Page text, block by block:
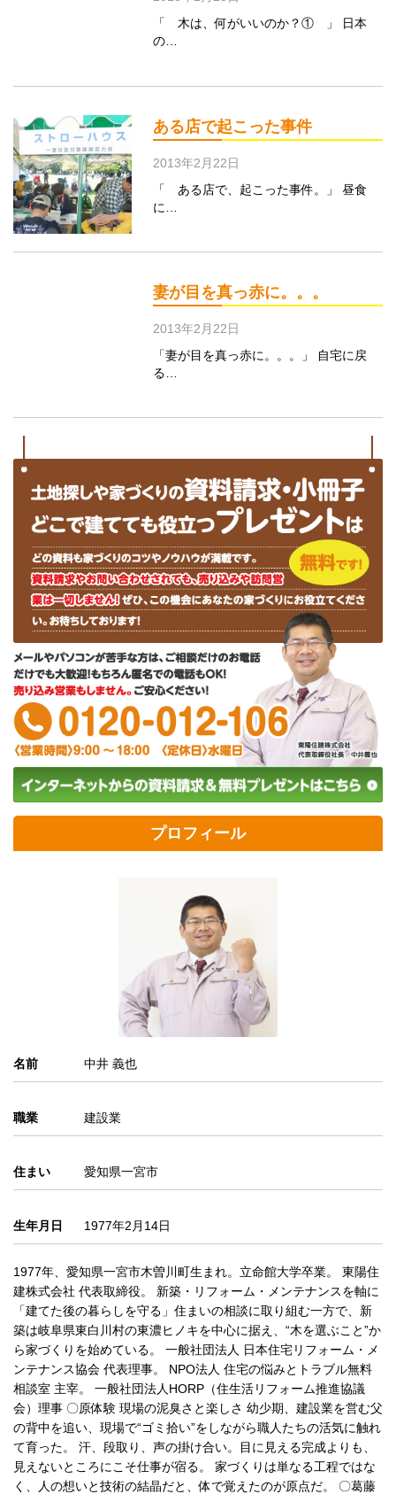
「 木は、何がいいのか？① 」 日本
の…
ある店で起こった事件
2013年2月22日
「 ある店で、起こった事件。」 昼食
に…
妻が目を真っ赤に。。。
2013年2月22日
「妻が目を真っ赤に。。。」 自宅に戻
る…
プロフィール
名前 中井 義也
職業 建設業
住まい 愛知県一宮市
生年月日 1977年2月14日
1977年、愛知県一宮市木曽川町生まれ。立命館大学卒業。 東陽住
建株式会社 代表取締役。 新築・リフォーム・メンテナンスを軸に
「建てた後の暮らしを守る」住まいの相談に取り組む一方で、新
築は岐阜県東白川村の東濃ヒノキを中心に据え、“木を選ぶこと”か
ら家づくりを始めている。 一般社団法人 日本住宅リフォーム・メ
ンテナンス協会 代表理事。 NPO法人 住宅の悩みとトラブル無料
相談室 主宰。 一般社団法人HORP（住生活リフォーム推進協議
会）理事 〇原体験 現場の泥臭さと楽しさ 幼少期、建設業を営む父
の背中を追い、現場で“ゴミ拾い”をしながら職人たちの活気に触れ
て育った。 汗、段取り、声の掛け合い。目に見える完成よりも、
見えないところにこそ仕事が宿る。 家づくりは単なる工程ではな
く、人の想いと技術の結晶だと、体で覚えたのが原点だ。 〇葛藤